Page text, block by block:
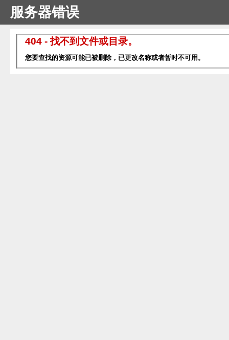
服务器错误
404 - 找不到文件或目录。
您要查找的资源可能已被删除，已更改名称或者暂时不可用。